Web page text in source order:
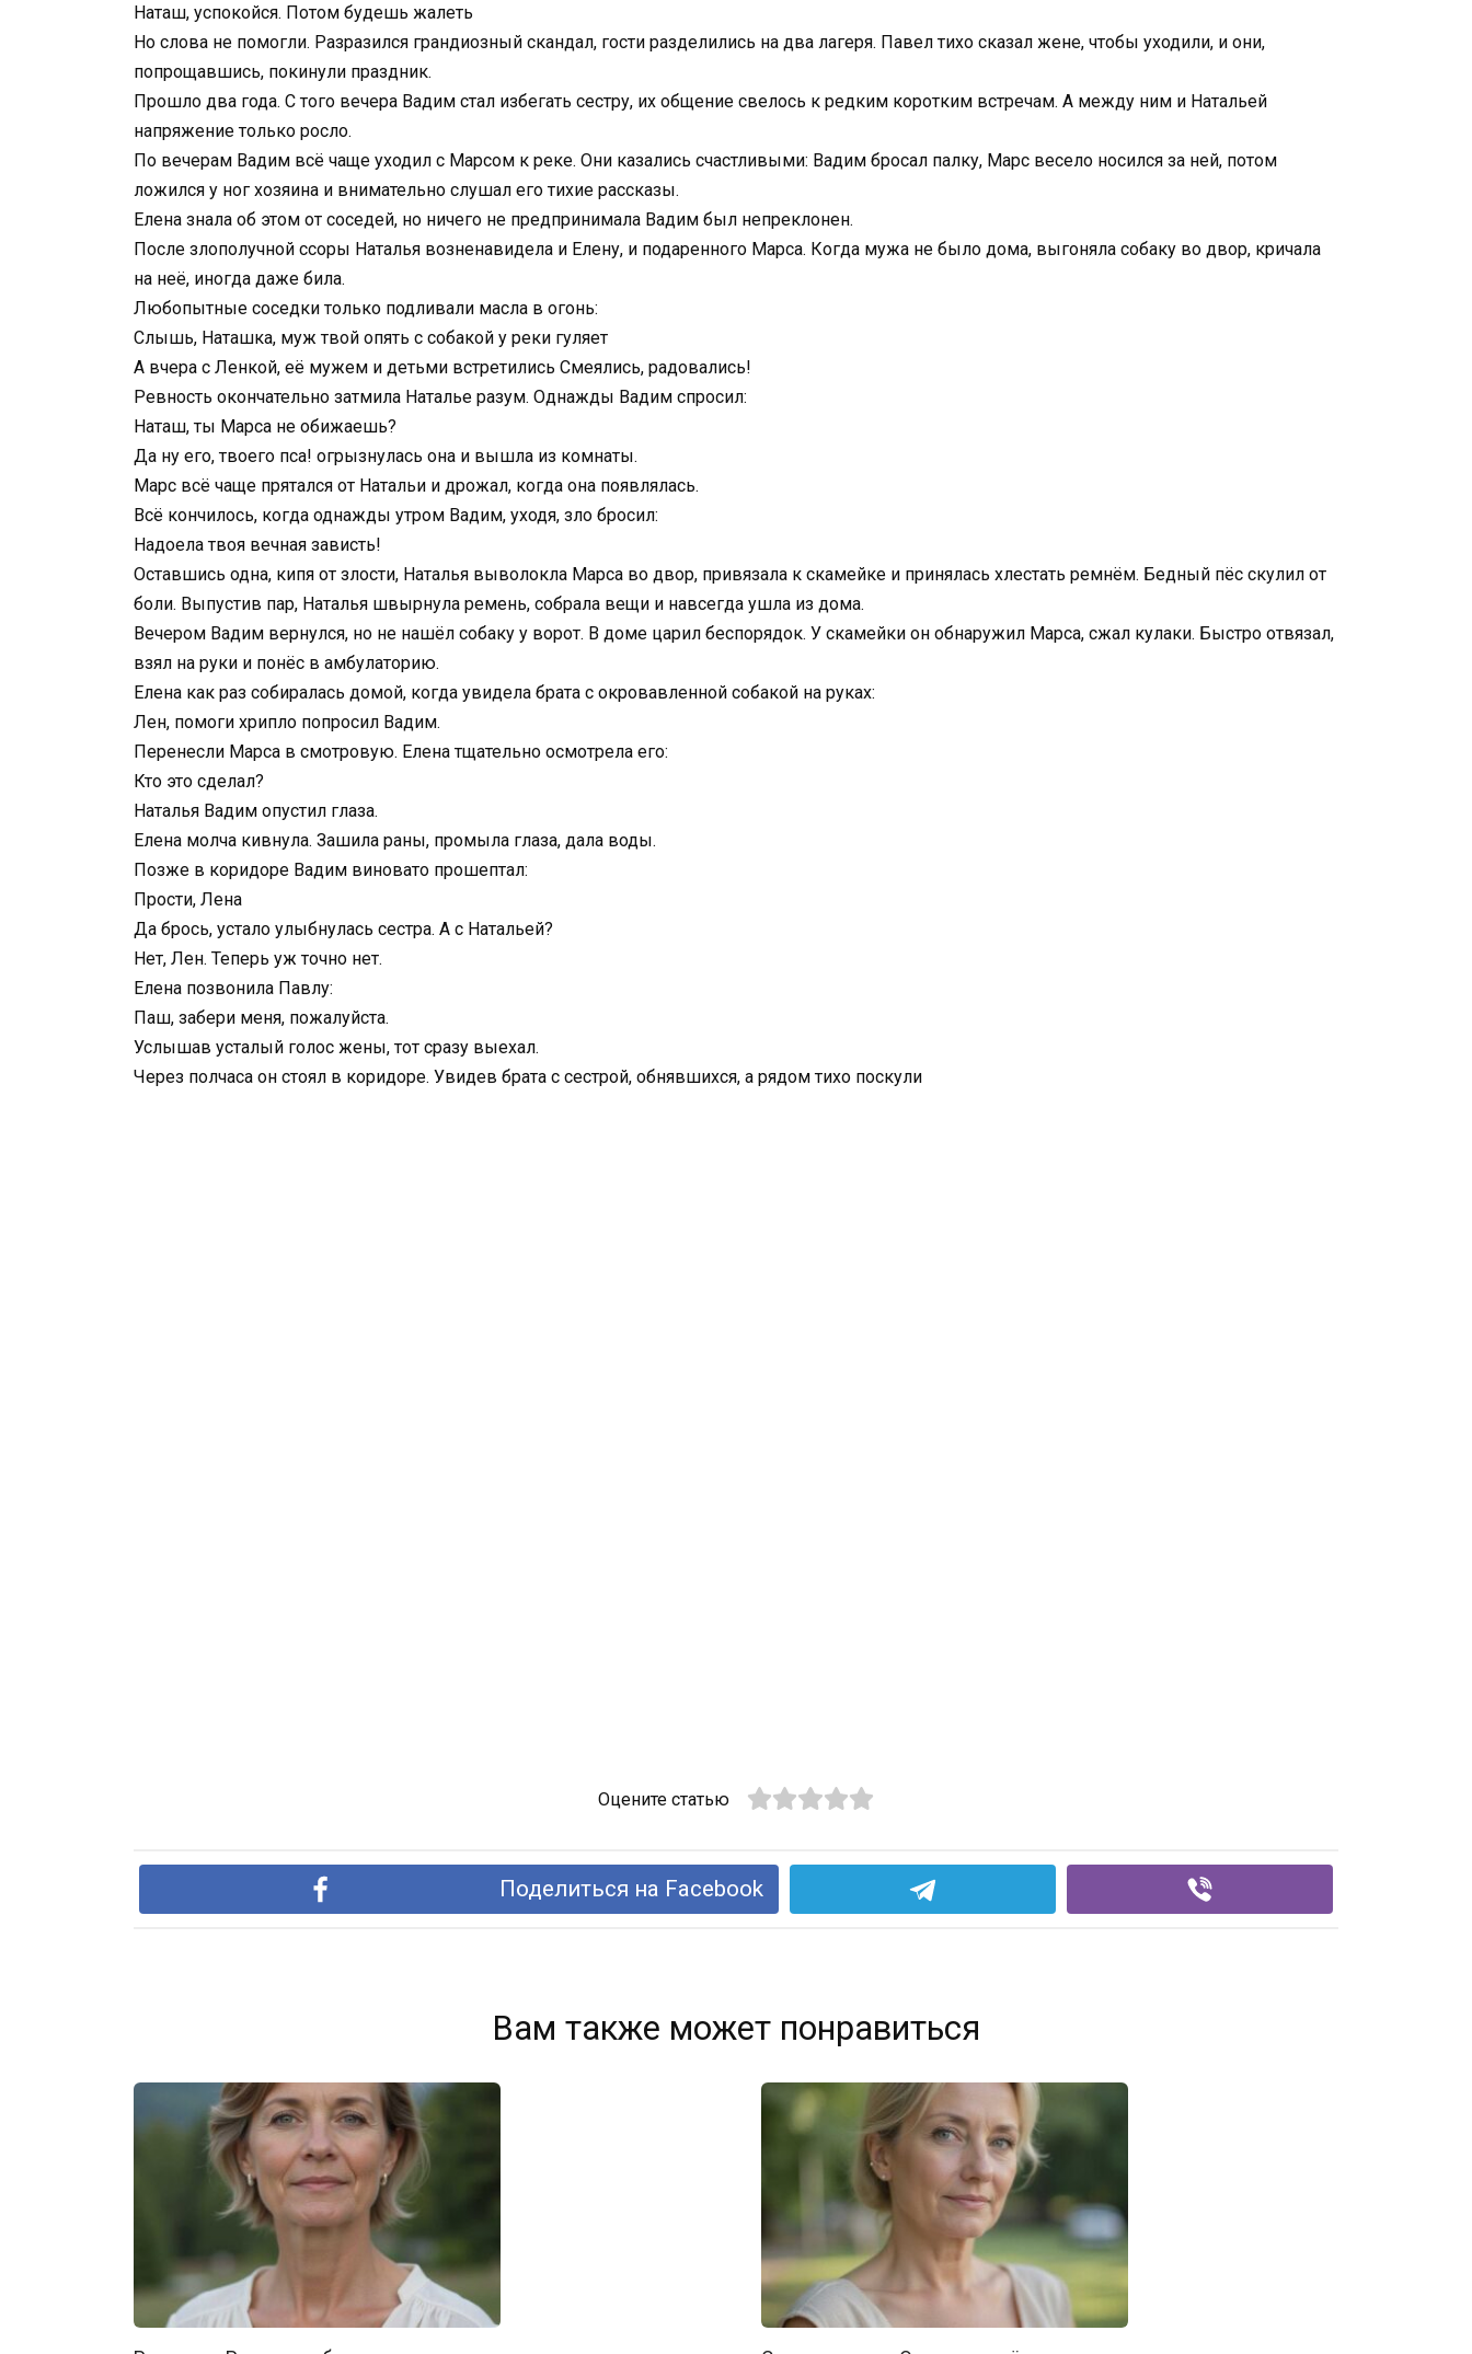
Наташ, успокойся. Потом будешь жалеть
Но слова не помогли. Разразился грандиозный скандал, гости разделились на два лагеря. Павел тихо сказал жене, чтобы уходили, и они,
попрощавшись, покинули праздник.
Прошло два года. С того вечера Вадим стал избегать сестру, их общение свелось к редким коротким встречам. А между ним и Натальей
напряжение только росло.
По вечерам Вадим всё чаще уходил с Марсом к реке. Они казались счастливыми: Вадим бросал палку, Марс весело носился за ней, потом
ложился у ног хозяина и внимательно слушал его тихие рассказы.
Елена знала об этом от соседей, но ничего не предпринимала Вадим был непреклонен.
После злополучной ссоры Наталья возненавидела и Елену, и подаренного Марса. Когда мужа не было дома, выгоняла собаку во двор, кричала
на неё, иногда даже била.
Любопытные соседки только подливали масла в огонь:
Слышь, Наташка, муж твой опять с собакой у реки гуляет
А вчера с Ленкой, её мужем и детьми встретились Смеялись, радовались!
Ревность окончательно затмила Наталье разум. Однажды Вадим спросил:
Наташ, ты Марса не обижаешь?
Да ну его, твоего пса! огрызнулась она и вышла из комнаты.
Марс всё чаще прятался от Натальи и дрожал, когда она появлялась.
Всё кончилось, когда однажды утром Вадим, уходя, зло бросил:
Надоела твоя вечная зависть!
Оставшись одна, кипя от злости, Наталья выволокла Марса во двор, привязала к скамейке и принялась хлестать ремнём. Бедный пёс скулил от
боли. Выпустив пар, Наталья швырнула ремень, собрала вещи и навсегда ушла из дома.
Вечером Вадим вернулся, но не нашёл собаку у ворот. В доме царил беспорядок. У скамейки он обнаружил Марса, сжал кулаки. Быстро отвязал,
взял на руки и понёс в амбулаторию.
Елена как раз собиралась домой, когда увидела брата с окровавленной собакой на руках:
Лен, помоги хрипло попросил Вадим.
Перенесли Марса в смотровую. Елена тщательно осмотрела его:
Кто это сделал?
Наталья Вадим опустил глаза.
Елена молча кивнула. Зашила раны, промыла глаза, дала воды.
Позже в коридоре Вадим виновато прошептал:
Прости, Лена
Да брось, устало улыбнулась сестра. А с Натальей?
Нет, Лен. Теперь уж точно нет.
Елена позвонила Павлу:
Паш, забери меня, пожалуйста.
Услышав усталый голос жены, тот сразу выехал.
Через полчаса он стоял в коридоре. Увидев брата с сестрой, обнявшихся, а рядом тихо поскули
Оцените статью
Поделиться на Facebook
Вам также может понравиться